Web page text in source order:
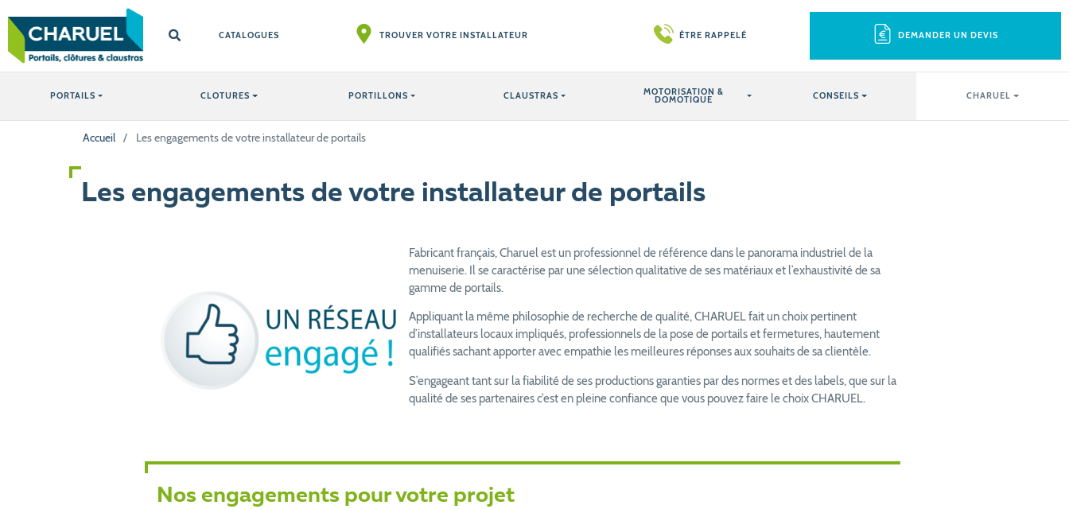
CATALOGUES TROUVER VOTRE INSTALLATEUR ÊTRE RAPPELÉ DEMANDER UN DEVIS
PORTAILS CLOTURES PORTILLONS CLAUSTRAS MOTORISATION &
DOMOTIQUE CONSEILS CHARUEL
Accueil / Les engagements de votre installateur de portails
Les engagements de votre installateur de portails
Fabricant français, Charuel est un professionnel de référence dans le panorama industriel de la
menuiserie. Il se caractérise par une sélection qualitative de ses matériaux et l’exhaustivité de sa
gamme de portails.
Appliquant la même philosophie de recherche de qualité, CHARUEL fait un choix pertinent
d’installateurs locaux impliqués, professionnels de la pose de portails et fermetures, hautement
qualifiés sachant apporter avec empathie les meilleures réponses aux souhaits de sa clientèle.
S’engageant tant sur la fiabilité de ses productions garanties par des normes et des labels, que sur la
qualité de ses partenaires c’est en pleine confiance que vous pouvez faire le choix CHARUEL.
Nos engagements pour votre projet